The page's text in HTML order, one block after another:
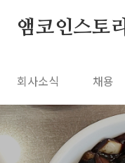
앰코인스토리
회사소식 채용